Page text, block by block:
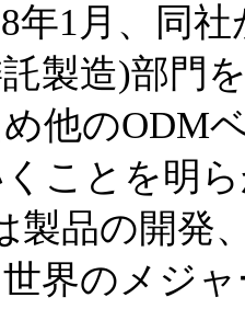
年1月、同
製造)部門
他のODM
ことを明
製品の開発
界のメジ